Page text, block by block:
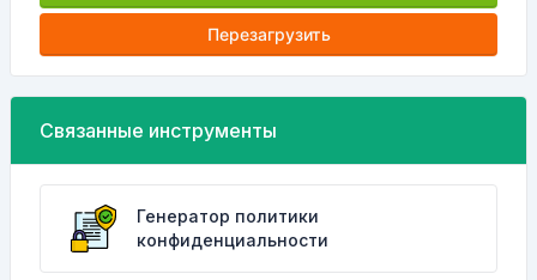
Перезагрузить
Связанные инструменты
Генератор политики
конфиденциальности